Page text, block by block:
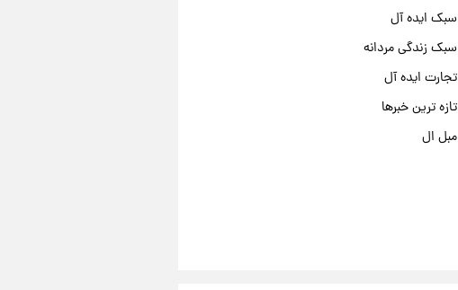
سبک ایده آل
سبک زندگی مردانه
تجارت ایده آل
تازه ترین خبرها
مبل ال